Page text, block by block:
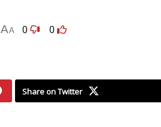
0
0
A
A
Share on Twitter